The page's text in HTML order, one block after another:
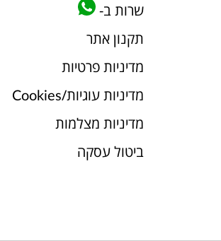
שרות ב-
תקנון אתר
מדיניות פרטיות
מדיניות עוגיות/Cookies
מדיניות מצלמות
ביטול עסקה